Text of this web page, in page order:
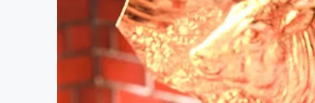
アート・写真
テクノロジー・ガジェット
映像・映画